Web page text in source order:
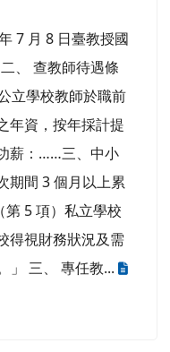
7 月 8 日臺教授國
、 查教師待遇條
立學校教師於職前
年資，按年採計提
薪：……三、中小
期間 3 個月以上累
5 項）私立學校
得視財務狀況及需
」 三、 專任教...